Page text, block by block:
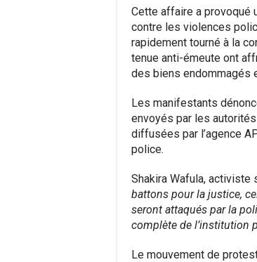
Cette affaire a provoqué
contre les violences
rapidement tourné à la
tenue anti-émeute ont
des biens endommagés
Les manifestants
envoyés par les
diffusées par l’agence
police.
Shakira Wafula, activiste
battons pour la justice,
seront attaqués par la
complète de l’institution
Le mouvement de